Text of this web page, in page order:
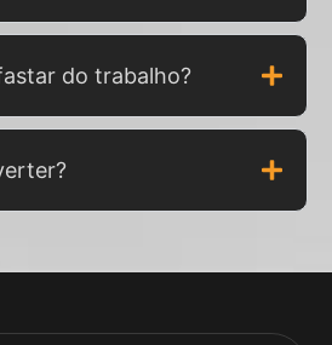
do trabalho?